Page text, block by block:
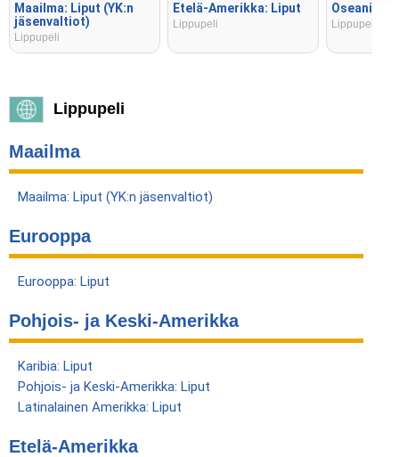
Maailma: Liput (YK:n
jäsenvaltiot)
Lippupeli
Etelä-Amerikka: Liput
Lippupeli
Oseania:
Lippupeli
Lippupeli
Maailma
Maailma: Liput (YK:n jäsenvaltiot)
Eurooppa
Eurooppa: Liput
Pohjois- ja Keski-Amerikka
Karibia: Liput
Pohjois- ja Keski-Amerikka: Liput
Latinalainen Amerikka: Liput
Etelä-Amerikka